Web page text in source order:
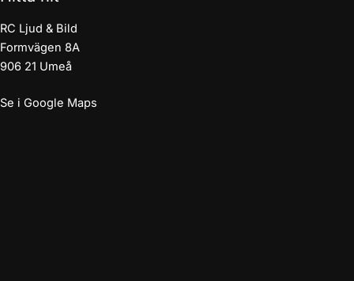
RC Ljud & Bild
Formvägen 8A
906 21 Umeå
Se i Google Maps